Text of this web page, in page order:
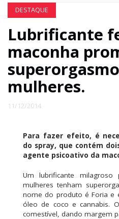
DESTAQUE
Lubrificante
maconha
mulheres.
11/12/2014
Para fazer efeito, é
do spray, que contém
agente psicoativo da
Um lubrificante
mulheres tenham
nome do produto é Foria e
óleo de coco e cannabis.
comestível, dando margem